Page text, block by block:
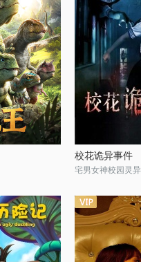
校花诡异事件
宅男女神校园灵